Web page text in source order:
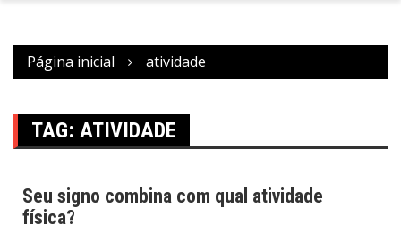
Página inicial atividade
TAG: ATIVIDADE
Saúde
Seu signo combina com qual atividade
física?